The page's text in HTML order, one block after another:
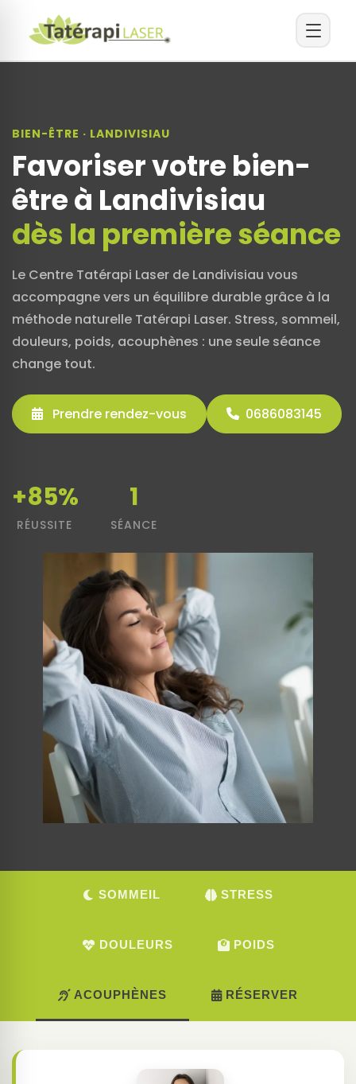
BIEN-ÊTRE · LANDIVISIAU
Favoriser votre bien-
être à Landivisiau
dès la première séance
Le Centre Tatérapi Laser de Landivisiau vous
accompagne vers un équilibre durable grâce à la
méthode naturelle Tatérapi Laser. Stress, sommeil,
douleurs, poids, acouphènes : une seule séance
change tout.
Prendre rendez-vous 0686083145
+85%
RÉUSSITE
1
SÉANCE
SOMMEIL STRESS
DOULEURS POIDS
ACOUPHÈNES RÉSERVER